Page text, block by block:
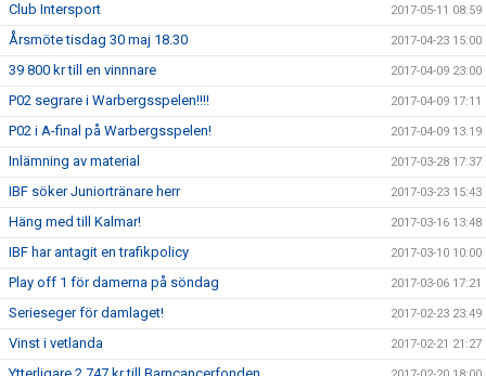
Club Intersport 2017-05-11 08:59
Årsmöte tisdag 30 maj 18.30 2017-04-23 15:00
39 800 kr till en vinnnare 2017-04-09 23:00
P02 segrare i Warbergsspelen!!!! 2017-04-09 17:11
P02 i A-final på Warbergsspelen! 2017-04-09 13:19
Inlämning av material 2017-03-28 17:37
IBF söker Juniortränare herr 2017-03-23 15:43
Häng med till Kalmar! 2017-03-16 13:48
IBF har antagit en trafikpolicy 2017-03-10 10:00
Play off 1 för damerna på söndag 2017-03-06 17:21
Serieseger för damlaget! 2017-02-23 23:49
Vinst i vetlanda 2017-02-21 21:27